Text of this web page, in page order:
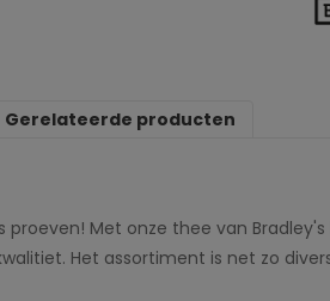
Gerelateerde producten
proeven! Met onze thee van
Het assortiment is net zo